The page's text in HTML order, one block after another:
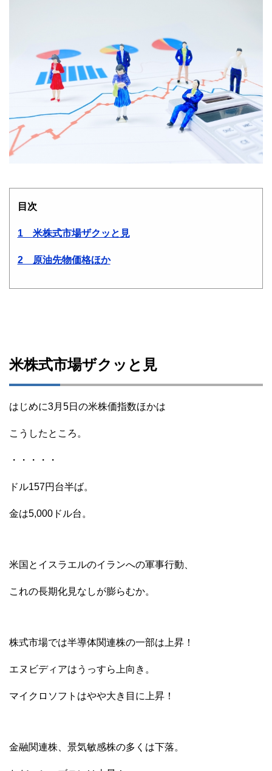
目次
1 米株式市場ザクッと見
2 原油先物価格ほか
米株式市場ザクッと見
はじめに3月5日の米株価指数ほかは
こうしたところ。
・・・・・
ドル157円台半ば。
金は5,000ドル台。
米国とイスラエルのイランへの軍事行動、
これの長期化見なしが膨らむか。
株式市場では半導体関連株の一部は上昇！
エヌビディアはうっすら上向き。
マイクロソフトはやや大き目に上昇！
金融関連株、景気敏感株の多くは下落。